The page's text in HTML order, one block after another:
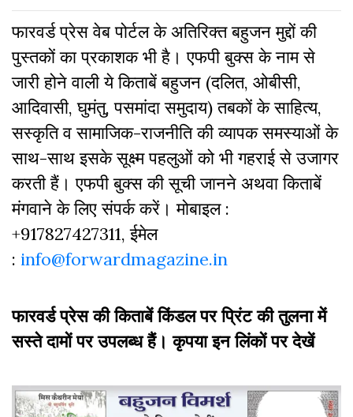
फारवर्ड प्रेस वेब पोर्टल के अतिरिक्‍त बहुजन मुद्दों की
पुस्‍तकों का प्रकाशक भी है। एफपी बुक्‍स के नाम से
जारी होने वाली ये किताबें बहुजन (दलित, ओबीसी,
आदिवासी, घुमंतु, पसमांदा समुदाय) तबकों के साहित्‍य,
सस्‍क‍ृति व सामाजिक-राजनीति की व्‍यापक समस्‍याओं के
साथ-साथ इसके सूक्ष्म पहलुओं को भी गहराई से उजागर
करती हैं। एफपी बुक्‍स की सूची जानने अथवा किताबें
मंगवाने के लिए संपर्क करें। मोबाइल :
+917827427311, ईमेल
: info@forwardmagazine.in
फारवर्ड प्रेस की किताबें किंडल पर प्रिंट की तुलना में
सस्ते दामों पर उपलब्ध हैं। कृपया इन लिंकों पर देखें